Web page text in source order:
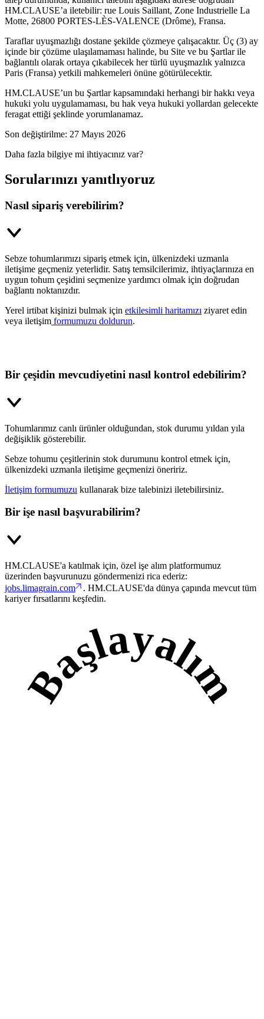
HM.CLAUSE’a iletebilir: rue Louis Saillant, Zone Industrielle La
Motte, 26800 PORTES-LÈS-VALENCE (Drôme), Fransa.
Taraflar uyuşmazlığı dostane şekilde çözmeye çalışacaktır. Üç (3) ay
içinde bir çözüme ulaşılamaması halinde, bu Site ve bu Şartlar ile
bağlantılı olarak ortaya çıkabilecek her türlü uyuşmazlık yalnızca
Paris (Fransa) yetkili mahkemeleri önüne götürülecektir.
HM.CLAUSE’un bu Şartlar kapsamındaki herhangi bir hakkı veya
hukuki yolu uygulamaması, bu hak veya hukuki yollardan gelecekte
feragat ettiği şeklinde yorumlanamaz.
Son değiştirilme: 27 Mayıs 2026
Daha fazla bilgiye mi ihtiyacınız var?
Sorularınızı yanıtlıyoruz
Nasıl sipariş verebilirim?
Sebze tohumlarımızı sipariş etmek için, ülkenizdeki uzmanla
iletişime geçmeniz yeterlidir. Satış temsilcilerimiz, ihtiyaçlarınıza en
uygun tohum çeşidini seçmenize yardımcı olmak için doğrudan
bağlantı noktanızdır.
Yerel irtibat kişinizi bulmak için etkilesimli haritamızı ziyaret edin
veya iletişim formumuzu doldurun.
Bir çeşidin mevcudiyetini nasıl kontrol edebilirim?
Tohumlarımız canlı ürünler olduğundan, stok durumu yıldan yıla
değişiklik gösterebilir.
Sebze tohumu çeşitlerinin stok durumunu kontrol etmek için,
ülkenizdeki uzmanla iletişime geçmenizi öneririz.
İletişim formumuzu kullanarak bize talebinizi iletebilirsiniz.
Bir işe nasıl başvurabilirim?
HM.CLAUSE'a katılmak için, özel işe alım platformumuz
üzerinden başvurunuzu göndermenizi rica ederiz:
jobs.limagrain.com
. HM.CLAUSE'da dünya çapında mevcut tüm
kariyer fırsatlarını keşfedin.
Başlayalım